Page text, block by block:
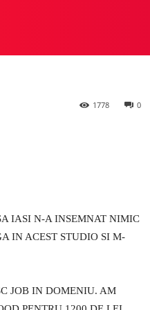
0
1778
IASI N-A INSEMNAT NIMIC
IN ACEST STUDIO SI M-
JOB IN DOMENIU. AM